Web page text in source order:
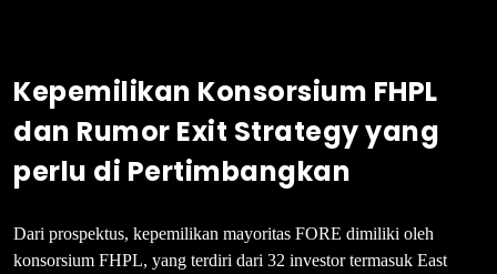
Kepemilikan Konsorsium FHPL
dan Rumor Exit Strategy yang
perlu di Pertimbangkan
Dari prospektus, kepemilikan mayoritas FORE dimiliki oleh
konsorsium FHPL, yang terdiri dari 32 investor termasuk East